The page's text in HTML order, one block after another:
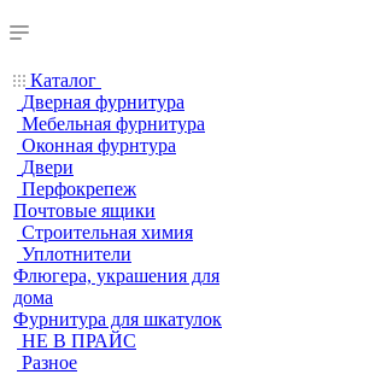
Каталог
Дверная фурнитура
Мебельная фурнитура
Оконная фурнтура
Двери
Перфокрепеж
Почтовые ящики
Строительная химия
Уплотнители
Флюгера, украшения для
дома
Фурнитура для шкатулок
НЕ В ПРАЙС
Разное